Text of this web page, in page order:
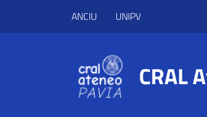
ANCIU UNIPV
CRAL